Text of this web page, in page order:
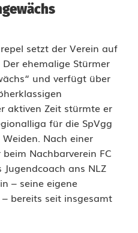
setzt der Verein auf
ehemalige Stürmer
und verfügt über
aktiven Zeit stürmte er
für die SpVgg
Nach einer
Nachbarverein FC
ans NLZ
– seine eigene
bereits seit insgesamt